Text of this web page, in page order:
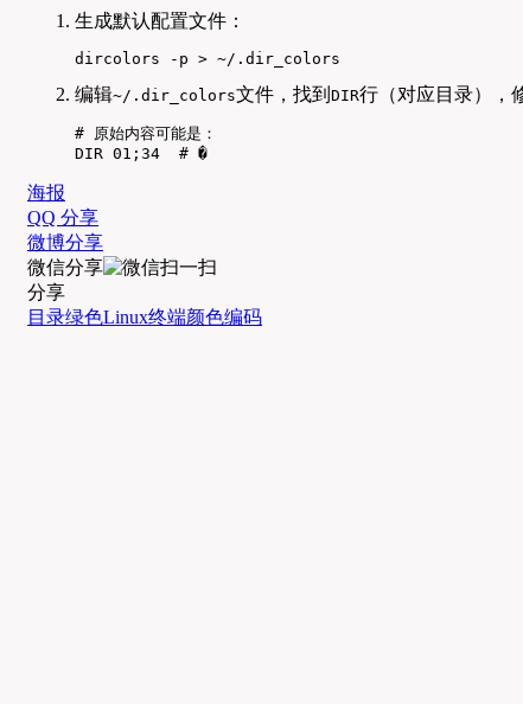
生成默认配置文件：
dircolors -p > ~/.dir_colors
编辑~/.dir_colors文件，找到 DIR行（对应目录），
# 原始内容可能是：
DIR 01;34  # �
海报
QQ 分享
微博分享
微信分享
分享
目录绿色Linux终端颜色编码